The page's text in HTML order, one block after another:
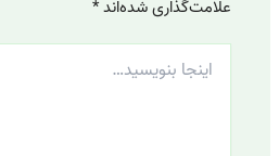
علامت‌گذاری شده‌اند*
اینجا
بنویسید…